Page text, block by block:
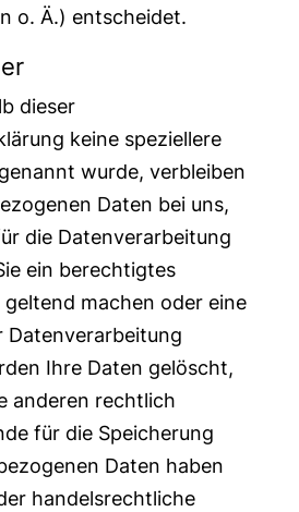
o. Ä.) entscheidet.
dieser
keine speziellere
wurde, verbleiben
Daten bei uns,
die Datenverarbeitung
ein berechtigtes
machen oder eine
Datenverarbeitung
Ihre Daten gelöscht,
anderen rechtlich
für die Speicherung
Daten haben
handelsrechtliche